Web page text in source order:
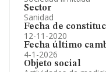
Sector
Sanidad
Fecha de
12-11-2020
Fecha último
4-1-2026
Objeto social